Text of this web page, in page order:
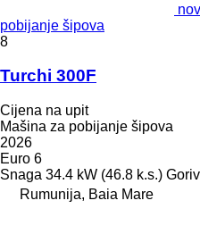
pobijanje šipova
8
Turchi 300F
Cijena na upit
Mašina za pobijanje šipova
2026
Euro 6
Snaga 34.4 kW (46.8 k.s.)
Rumunija, Baia Mare